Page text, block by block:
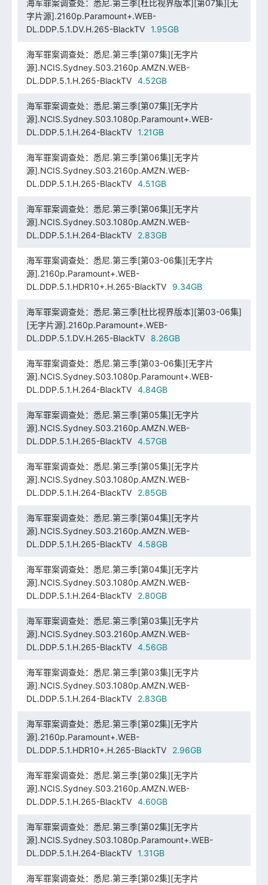
海军罪案调查处：悉尼.第三季[杜比视界版本][第07集][无
字片源].2160p.Paramount+.WEB-
DL.DDP.5.1.DV.H.265-BlackTV
1.95GB
海军罪案调查处：悉尼.第三季[第07集][无字片
源].NCIS.Sydney.S03.2160p.AMZN.WEB-
DL.DDP.5.1.H.265-BlackTV
4.52GB
海军罪案调查处：悉尼.第三季[第07集][无字片
源].NCIS.Sydney.S03.1080p.Paramount+.WEB-
DL.DDP.5.1.H.264-BlackTV
1.21GB
海军罪案调查处：悉尼.第三季[第06集][无字片
源].NCIS.Sydney.S03.2160p.AMZN.WEB-
DL.DDP.5.1.H.265-BlackTV
4.51GB
海军罪案调查处：悉尼.第三季[第06集][无字片
源].NCIS.Sydney.S03.1080p.AMZN.WEB-
DL.DDP.5.1.H.264-BlackTV
2.83GB
海军罪案调查处：悉尼.第三季[第03-06集][无字片
源].2160p.Paramount+.WEB-
DL.DDP.5.1.HDR10+.H.265-BlackTV
9.34GB
海军罪案调查处：悉尼.第三季[杜比视界版本][第03-06集]
[无字片源].2160p.Paramount+.WEB-
DL.DDP.5.1.DV.H.265-BlackTV
8.26GB
海军罪案调查处：悉尼.第三季[第03-06集][无字片
源].NCIS.Sydney.S03.1080p.Paramount+.WEB-
DL.DDP.5.1.H.264-BlackTV
4.84GB
海军罪案调查处：悉尼.第三季[第05集][无字片
源].NCIS.Sydney.S03.2160p.AMZN.WEB-
DL.DDP.5.1.H.265-BlackTV
4.57GB
海军罪案调查处：悉尼.第三季[第05集][无字片
源].NCIS.Sydney.S03.1080p.AMZN.WEB-
DL.DDP.5.1.H.264-BlackTV
2.85GB
海军罪案调查处：悉尼.第三季[第04集][无字片
源].NCIS.Sydney.S03.2160p.AMZN.WEB-
DL.DDP.5.1.H.265-BlackTV
4.58GB
海军罪案调查处：悉尼.第三季[第04集][无字片
源].NCIS.Sydney.S03.1080p.AMZN.WEB-
DL.DDP.5.1.H.264-BlackTV
2.80GB
海军罪案调查处：悉尼.第三季[第03集][无字片
源].NCIS.Sydney.S03.2160p.AMZN.WEB-
DL.DDP.5.1.H.265-BlackTV
4.56GB
海军罪案调查处：悉尼.第三季[第03集][无字片
源].NCIS.Sydney.S03.1080p.AMZN.WEB-
DL.DDP.5.1.H.264-BlackTV
2.83GB
海军罪案调查处：悉尼.第三季[第02集][无字片
源].2160p.Paramount+.WEB-
DL.DDP.5.1.HDR10+.H.265-BlackTV
2.96GB
海军罪案调查处：悉尼.第三季[第02集][无字片
源].NCIS.Sydney.S03.2160p.AMZN.WEB-
DL.DDP.5.1.H.265-BlackTV
4.60GB
海军罪案调查处：悉尼.第三季[第02集][无字片
源].NCIS.Sydney.S03.1080p.Paramount+.WEB-
DL.DDP.5.1.H.264-BlackTV
1.31GB
海军罪案调查处：悉尼.第三季[第02集][无字片